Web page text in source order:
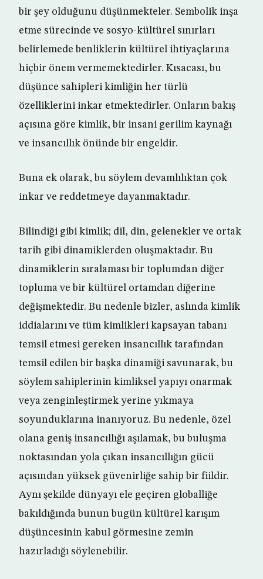
bir şey olduğunu düşünmekteler. Sembolik inşa
etme sürecinde ve sosyo-kültürel sınırları
belirlemede benliklerin kültürel ihtiyaçlarına
hiçbir önem vermemektedirler. Kısacası, bu
düşünce sahipleri kimliğin her türlü
özelliklerini inkar etmektedirler. Onların bakış
açısına göre kimlik, bir insani gerilim kaynağı
ve insancıllık önünde bir engeldir.
Buna ek olarak, bu söylem devamlılıktan çok
inkar ve reddetmeye dayanmaktadır.
Bilindiği gibi kimlik; dil, din, gelenekler ve ortak
tarih gibi dinamiklerden oluşmaktadır. Bu
dinamiklerin sıralaması bir toplumdan diğer
topluma ve bir kültürel ortamdan diğerine
değişmektedir. Bu nedenle bizler, aslında kimlik
iddialarını ve tüm kimlikleri kapsayan tabanı
temsil etmesi gereken insancıllık tarafından
temsil edilen bir başka dinamiği savunarak, bu
söylem sahiplerinin kimliksel yapıyı onarmak
veya zenginleştirmek yerine yıkmaya
soyunduklarına inanıyoruz. Bu nedenle, özel
olana geniş insancıllığı aşılamak, bu buluşma
noktasından yola çıkan insancıllığın gücü
açısından yüksek güvenirliğe sahip bir fiildir.
Aynı şekilde dünyayı ele geçiren globalliğe
bakıldığında bunun bugün kültürel karışım
düşüncesinin kabul görmesine zemin
hazırladığı söylenebilir.